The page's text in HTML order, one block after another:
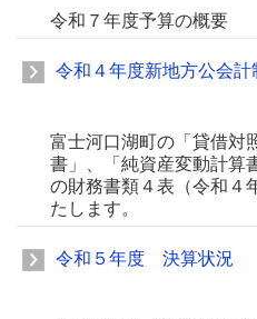
令和７年度予算の概要
令和４年度新地方公会
富士河口湖町の「貸借対
書」、「純資産変動計算
の財務書類４表（令和４
たします。
令和５年度 決算状況